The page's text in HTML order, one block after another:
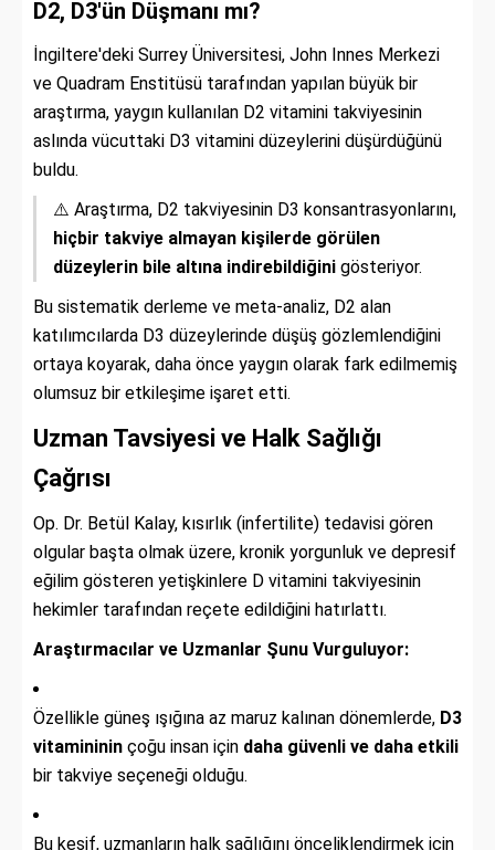
D2, D3'ün Düşmanı mı?
İngiltere'deki Surrey Üniversitesi, John Innes Merkezi
ve Quadram Enstitüsü tarafından yapılan büyük bir
araştırma, yaygın kullanılan D2 vitamini takviyesinin
aslında vücuttaki D3 vitamini düzeylerini düşürdüğünü
buldu.
⚠️ Araştırma, D2 takviyesinin D3 konsantrasyonlarını,
hiçbir takviye almayan kişilerde görülen
düzeylerin bile altına indirebildiğini gösteriyor.
Bu sistematik derleme ve meta-analiz, D2 alan
katılımcılarda D3 düzeylerinde düşüş gözlemlendiğini
ortaya koyarak, daha önce yaygın olarak fark edilmemiş
olumsuz bir etkileşime işaret etti.
Uzman Tavsiyesi ve Halk Sağlığı
Çağrısı
Op. Dr. Betül Kalay, kısırlık (infertilite) tedavisi gören
olgular başta olmak üzere, kronik yorgunluk ve depresif
eğilim gösteren yetişkinlere D vitamini takviyesinin
hekimler tarafından reçete edildiğini hatırlattı.
Araştırmacılar ve Uzmanlar Şunu Vurguluyor:
Özellikle güneş ışığına az maruz kalınan dönemlerde, D3
vitamininin çoğu insan için daha güvenli ve daha etkili
bir takviye seçeneği olduğu.
Bu keşif, uzmanların halk sağlığını önceliklendirmek için